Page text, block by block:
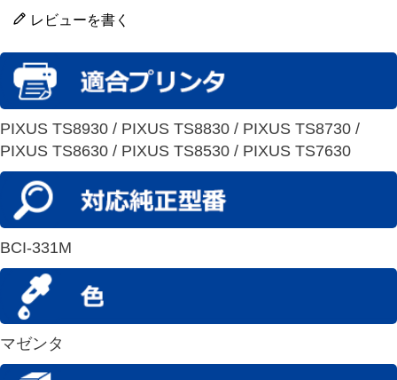
レビューを書く
PIXUS TS8930 / PIXUS TS8830 / PIXUS TS8730 /
PIXUS TS8630 / PIXUS TS8530 / PIXUS TS7630
BCI-331M
マゼンタ